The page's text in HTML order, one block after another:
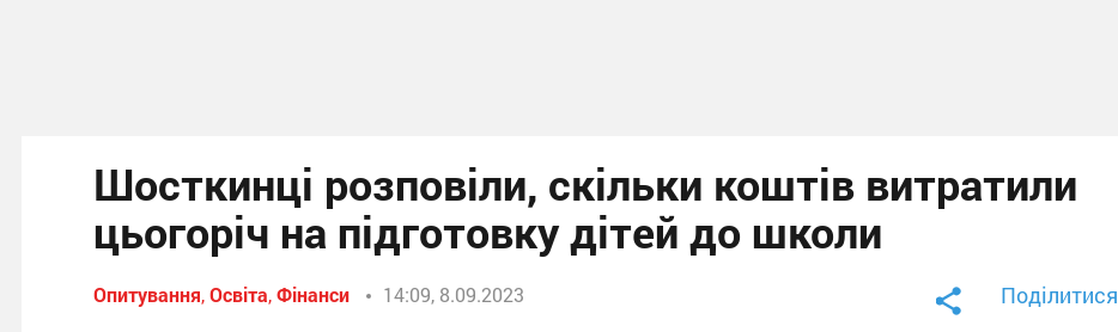
Шосткинці розповіли, скільки коштів витратили
цьогоріч на підготовку дітей до школи
Опитування,Освіта,Фінанси 14:09, 8.09.2023 Поділитися